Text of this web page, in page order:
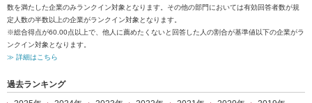
数を満たした企業のみランクイン対象となります。その他の部門においては有効回答者数が規
定人数の半数以上の企業がランクイン対象となります。
※総合得点が60.00点以上で、他人に薦めたくないと回答した人の割合が基準値以下の企業がラ
ンクイン対象となります。
≫ 詳細はこちら
過去ランキング